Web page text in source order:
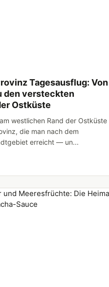
Tagesausflug: Von
den versteckten
Ostküste
westlichen Rand der Ostküste
die man nach dem
erreicht — un...